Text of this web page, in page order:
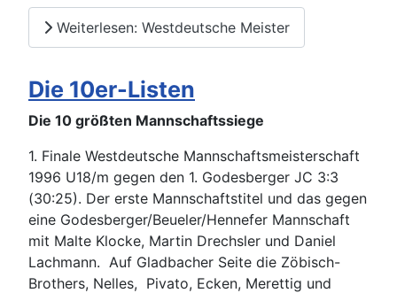
Weiterlesen: Westdeutsche Meister
Die 10er-Listen
Die 10 größten Mannschaftssiege
1. Finale Westdeutsche Mannschaftsmeisterschaft
1996 U18/m gegen den 1. Godesberger JC 3:3
(30:25). Der erste Mannschaftstitel und das gegen
eine Godesberger/Beueler/Hennefer Mannschaft
mit Malte Klocke, Martin Drechsler und Daniel
Lachmann. Auf Gladbacher Seite die Zöbisch-
Brothers, Nelles, Pivato, Ecken, Merettig und